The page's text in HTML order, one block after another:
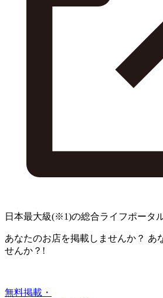
日本最大級(※1)の総合ライフポータ
あなたのお店を掲載しませんか？ あ
せんか？!
無料掲載・